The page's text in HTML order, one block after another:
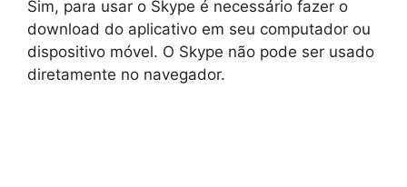
Sim, para usar o Skype é necessário fazer o
download do aplicativo em seu computador ou
dispositivo móvel. O Skype não pode ser usado
diretamente no navegador.